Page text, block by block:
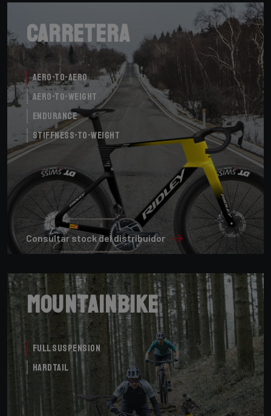
Aero-to-Aero
Aero-to-Weight
Endurance
Stiffness-to-Weight
Carretera
Consultar stock del distribuidor
Full Suspension
Hardtail
Mountainbike